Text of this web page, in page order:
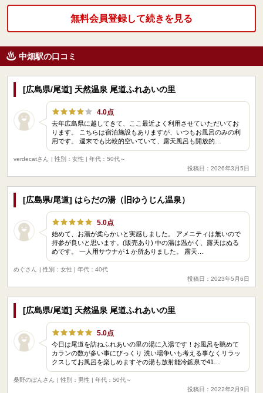
無料会員登録して続きを見る
中畑駅の口コミ
[広島県/尾道] 天然温泉 尾道ふれあいの里
4.0点
去年広島県に越してきて、ここ最近よく利用させていただいてお
ります。 こちらは宿泊施設もありますが、いつもお風呂のみの利
用です。 週末でも比較的空いていて、露天風呂も開放的…
verdecatさん
| 性別：女性 | 年代：50代～
投稿日：2026年3月5日
[広島県/尾道] はらだの湯（旧ゆうじん温泉）
5.0点
始めて、お湯が柔らかいと実感しました。 アメニティは無いので
持参が良いと思います。(販売あり) 中の湯は温かく、露天はぬる
めです。 一人用サウナが１か所ありました。 露天…
めぐさん
| 性別：女性 | 年代：40代
投稿日：2023年5月6日
[広島県/尾道] 天然温泉 尾道ふれあいの里
5.0点
今日は尾道を訪ねふれあいの里の湯に入湯です！お風呂を眺めて
カランの数が多い事にびっくり 洗い場争いも考える事なくリラッ
クスしてお風呂を楽しめますその湯も放射能冷鉱泉で41…
桑野のぼんさん
| 性別：男性 | 年代：50代～
投稿日：2022年2月9日